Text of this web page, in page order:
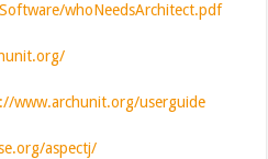
whoNeedsArchitect.pdf
www.archunit.org/userguide
aspectj/